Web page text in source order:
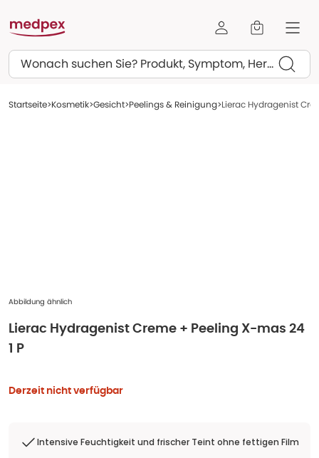
Suchen
Startseite Kosmetik Gesicht Peelings & Reinigung Lierac Hydragenist
Abbildung ähnlich
Lierac Hydragenist Creme + Peeling X-mas 24
1 P
Derzeit nicht verfügbar
Intensive Feuchtigkeit und frischer Teint ohne fettigen Film